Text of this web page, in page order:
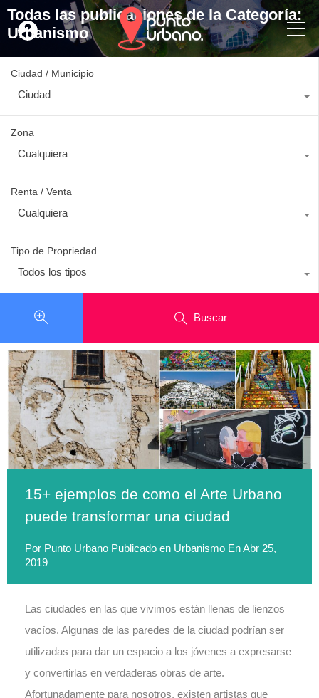
Todas las publicaciones de la Categoría:
Urbanismo
Ciudad / Municipio
Ciudad
Zona
Cualquiera
Renta / Venta
Cualquiera
Tipo de Propriedad
Todos los tipos
Buscar
15+ ejemplos de como el Arte Urbano
puede transformar una ciudad
Por Punto Urbano Publicado en Urbanismo EnAbr 25,
2019
Las ciudades en las que vivimos están llenas de lienzos
vacíos. Algunas de las paredes de la ciudad podrían ser
utilizadas para dar un espacio a los jóvenes a expresarse
y convertirlas en verdaderas obras de arte.
Afortunadamente para nosotros, existen artistas que